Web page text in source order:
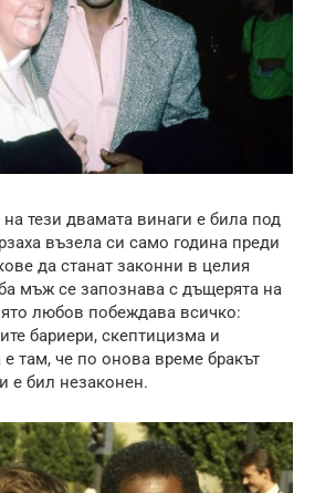
тези двамата винаги е била под
възела си само година преди
да станат законни в целия
мъж се запознава с дъщерята на
любов побеждава всичко:
бариери, скептицизма и
е там, че по онова време бракът
е бил незаконен.